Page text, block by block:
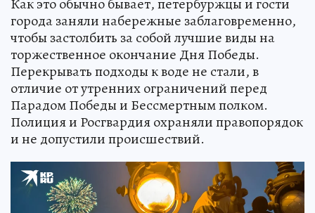
города заняли набережные заблаговременно,
чтобы застолбить за собой лучшие виды на
торжественное окончание Дня Победы.
Перекрывать подходы к воде не стали, в
отличие от утренних ограничений перед
Парадом Победы и Бессмертным полком.
Полиция и Росгвардия охраняли правопорядок
и не допустили происшествий.